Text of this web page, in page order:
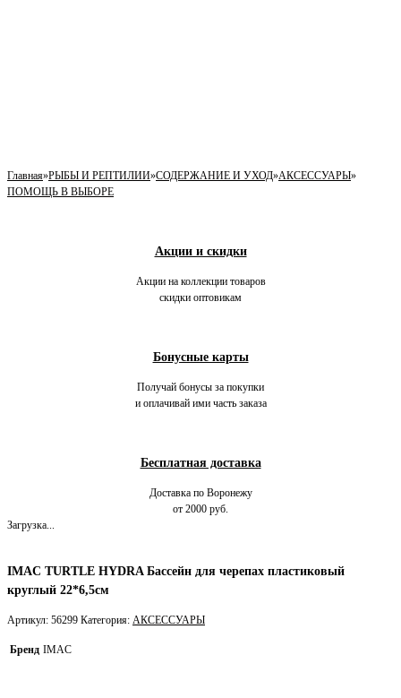
Главная»РЫБЫ И РЕПТИЛИИ»СОДЕРЖАНИЕ И УХОД»АКСЕССУАРЫ»
ПОМОЩЬ В ВЫБОРЕ
Акции и скидки
Акции на коллекции товаров
скидки оптовикам
Бонусные карты
Получай бонусы за покупки
и оплачивай ими часть заказа
Бесплатная доставка
Доставка по Воронежу
от 2000 руб.
Загрузка...
IMAC TURTLE HYDRA Бассейн для черепах пластиковый
круглый 22*6,5см
Артикул: 56299 Категория: АКСЕССУАРЫ
Бренд IMAC